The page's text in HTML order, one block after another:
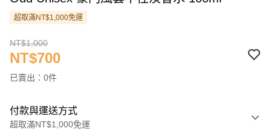
超取滿NT$1,000免運
NT$1,000
NT$700
已賣出：0件
付款與運送方式
超取滿NT$1,000免運